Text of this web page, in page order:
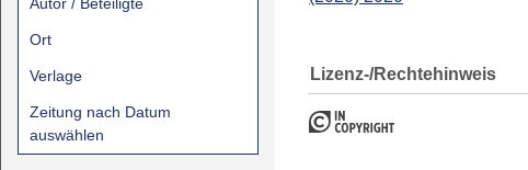
Ort
Verlage
Zeitung nach Datum
auswählen
Lizenz-/Rechtehinweis